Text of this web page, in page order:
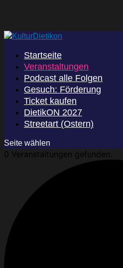
Startseite
Veranstaltungen
Podcast alle Folgen
Gesuch: Förderung
Ticket kaufen
DietikON 2027
Streetart (Ostern)
Seite wählen
0 Veranstaltungen gefunden.